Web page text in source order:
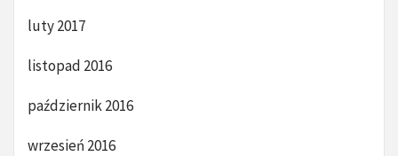
luty 2017
listopad 2016
październik 2016
wrzesień 2016